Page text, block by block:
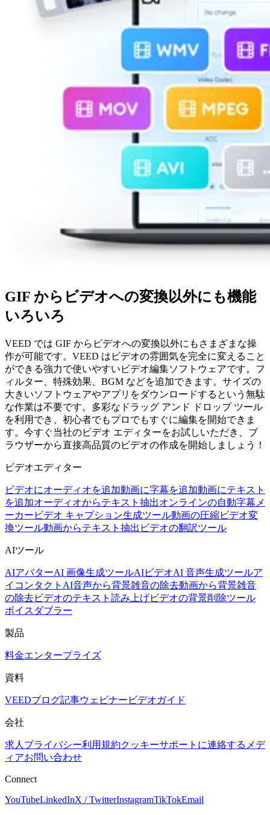
GIF からビデオへの変換以外にも機能
いろいろ
VEED では GIF からビデオへの変換以外にもさまざまな操
作が可能です。VEED はビデオの雰囲気を完全に変えること
ができる強力で使いやすいビデオ編集ソフトウェアです。フ
ィルター、特殊効果、BGM などを追加できます。サイズの
大きいソフトウェアやアプリをダウンロードするという無駄
な作業は不要です。多彩なドラッグ アンド ドロップ ツール
を利用でき、初心者でもプロでもすぐに編集を開始できま
す。今すぐ当社のビデオ エディターをお試しいただき、ブ
ラウザーから直接高品質のビデオの作成を開始しましょう！
ビデオエディター
ビデオにオーディオを追加動画に字幕を追加動画にテキスト
を追加オーディオからテキスト抽出オンラインの自動字幕メ
ーカー ビデオ キャプション生成ツール動画の圧縮ビデオ変
換ツール動画からテキスト抽出 ビデオの翻訳ツール
AIツール
AIアバターAI 画像生成ツールAIビデオAI 音声生成ツールア
イコンタクトAI音声から背景雑音の除去動画から背景雑音
の除去ビデオのテキスト読み上げビデオの背景削除ツール
ボイスダブラー
製品
料金エンタープライズ
資料
VEEDブログ記事ウェビナー ビデオガイド
会社
求人 プライバシー利用規約クッキーサポートに連絡する メデ
ィアお問い合わせ
Connect
YouTubeLinkedInX / TwitterInstagramTikTokEmail